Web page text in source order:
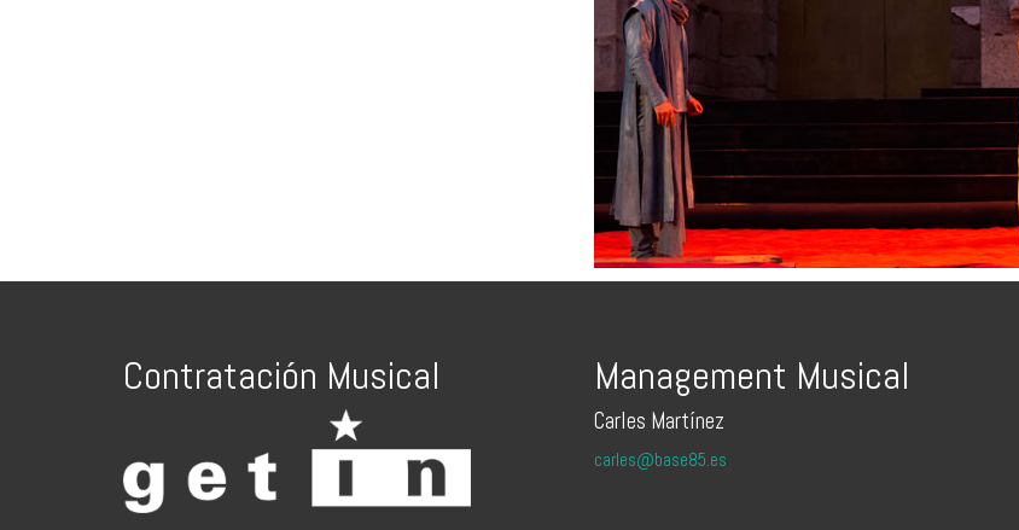
Contratación Musical Management Musical
Carles Martínez
carles@base85.es